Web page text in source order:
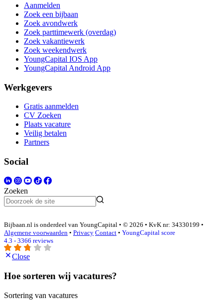
Aanmelden
Zoek een bijbaan
Zoek avondwerk
Zoek parttimewerk (overdag)
Zoek vakantiewerk
Zoek weekendwerk
YoungCapital IOS App
YoungCapital Android App
Werkgevers
Gratis aanmelden
CV Zoeken
Plaats vacature
Veilig betalen
Partners
Social
Zoeken
Bijbaan.nl is onderdeel van YoungCapital • © 2026 • KvK nr: 34330199 •
Algemene voorwaarden • Privacy Contact • YoungCapital score
4.3 - 3366 reviews
Close
Hoe sorteren wij vacatures?
Sortering van vacatures